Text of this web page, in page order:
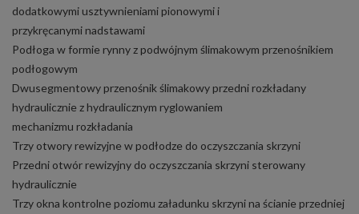
dodatkowymi usztywnieniami pionowymi i
przykręcanymi nadstawami
Podłoga w formie rynny z podwójnym ślimakowym przenośnikiem
podłogowym
Dwusegmentowy przenośnik ślimakowy przedni rozkładany
hydraulicznie z hydraulicznym ryglowaniem
mechanizmu rozkładania
Trzy otwory rewizyjne w podłodze do oczyszczania skrzyni
Przedni otwór rewizyjny do oczyszczania skrzyni sterowany
hydraulicznie
Trzy okna kontrolne poziomu załadunku skrzyni na ścianie przedniej